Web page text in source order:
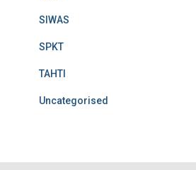
SIWAS
SPKT
TAHTI
Uncategorised